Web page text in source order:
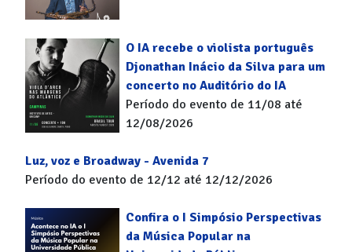
O IA recebe o violista português
Djonathan Inácio da Silva para um
concerto no Auditório do IA
Período do evento de 11/08 até
12/08/2026
Luz, voz e Broadway - Avenida 7
Período do evento de 12/12 até 12/12/2026
Confira o I Simpósio Perspectivas
da Música Popular na